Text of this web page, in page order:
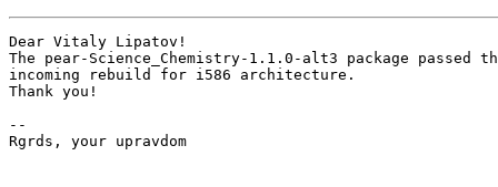
Dear Vitaly Lipatov!
The pear-Science_Chemistry-1.1.0-alt3 package passed
incoming rebuild for i586 architecture.
Thank you!
--
Rgrds, your upravdom